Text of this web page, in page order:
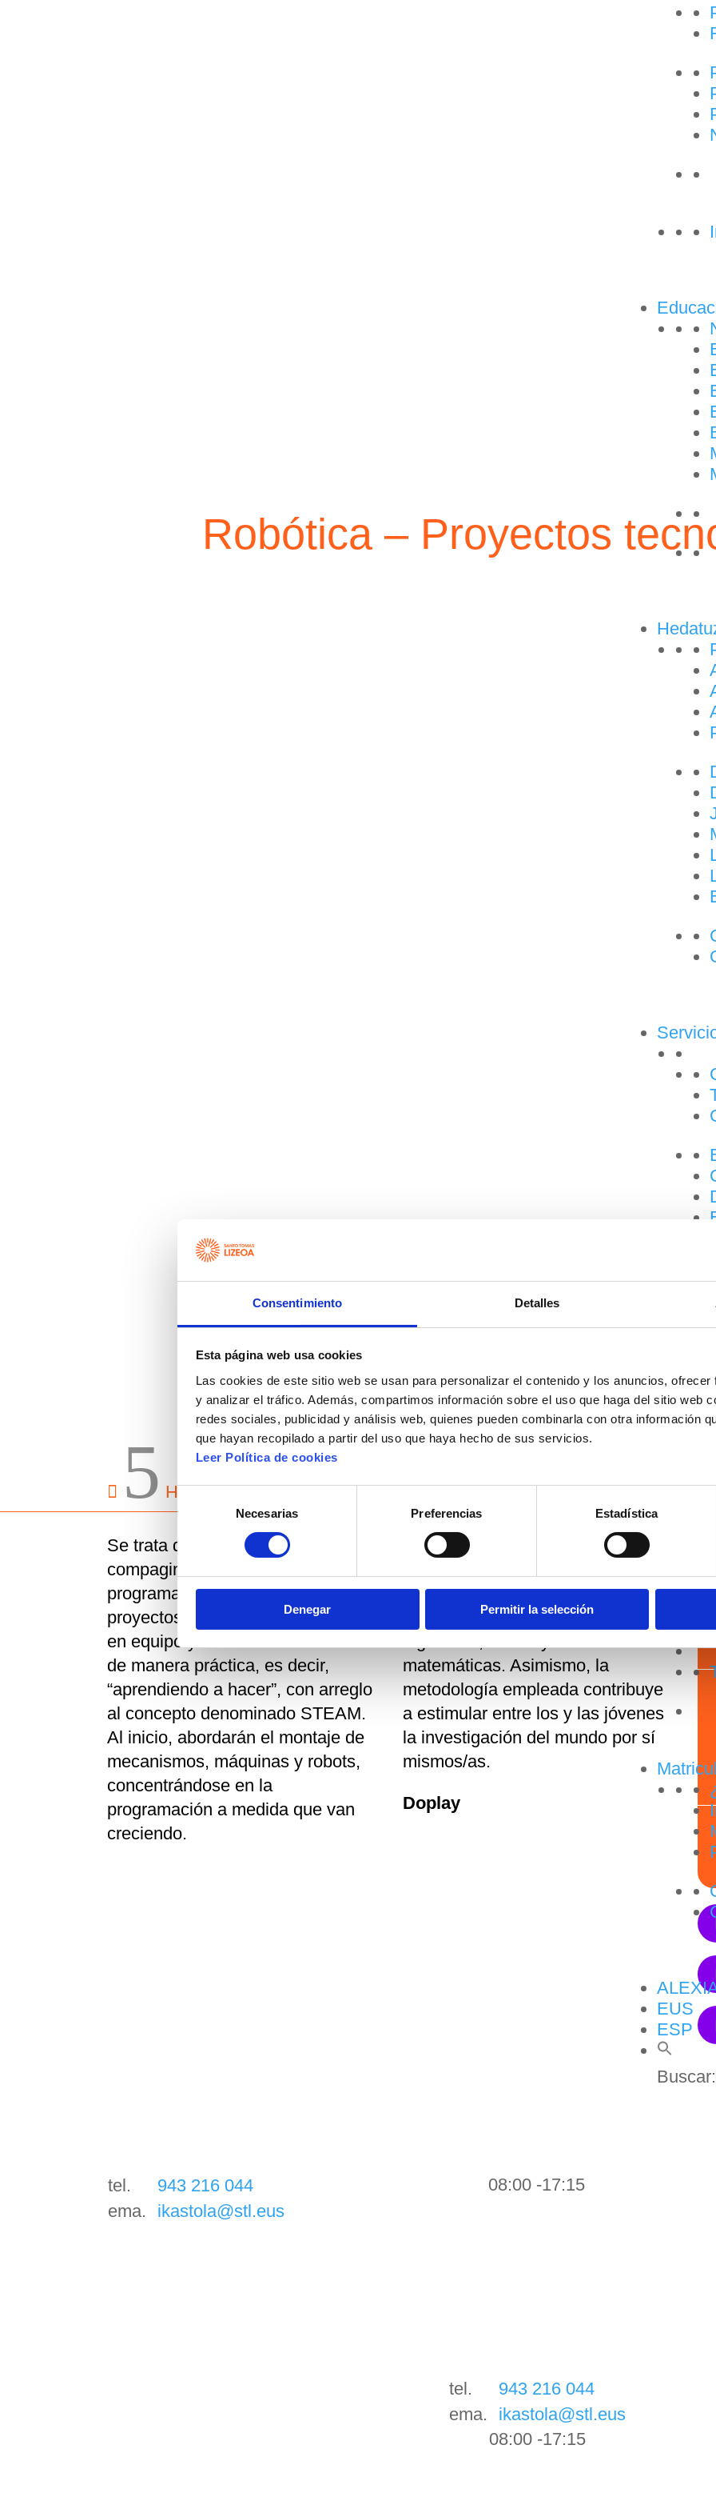
Consentimiento Detalles
Esta página web usa cookies
Las cookies de este sitio web se usan para personalizar el contenido y los anuncios,
y analizar el tráfico. Además, compartimos información sobre el uso que haga del sitio web
redes sociales, publicidad y análisis web, quienes pueden combinarla con otra información
que hayan recopilado a partir del uso que haya hecho de sus servicios.
Leer Política de cookies
de
consentimiento
Necesarias Preferencias Estadística
Denegar Permitir la selección
EUS
ESP
Buscar:
Robótica – Proyectos
 5 Hedatuz 5 Robótica – Proyectos tecnológicos
Se trata de una actividad que
compagina robótica con
programación. Realizarán distintos
proyectos y desafíos trabajando
en equipo y desarrollando la tarea
de manera práctica, es decir,
“aprendiendo a hacer”, con arreglo
al concepto denominado STEAM.
Al inicio, abordarán el montaje de
mecanismos, máquinas y robots,
concentrándose en la
programación a medida que van
creciendo.
El principal objetivo de esta
niños y niñas y jóvenes el interés
por la ciencia, la tecnología, la
matemáticas. Asimismo, la
metodología empleada contribuye
a estimular entre los y las jóvenes
la investigación del mundo por sí
mismos/as.
Doplay
tel.
943 216 044
ema.
ikastola@stl.eus
08:00 -17:15
tel.
943 216 044
ema.
ikastola@stl.eus
08:00 -17:15